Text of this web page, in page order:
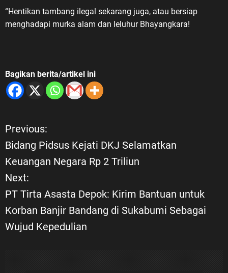
“Hentikan tambang ilegal sekarang juga, atau bersiap
menghadapi murka alam dan leluhur Bhayangkara!
Bagikan berita/artikel ini
N
a
v
i
g
Previous:
Bidang Pidsus Kejati DKJ Selamatkan
Keuangan Negara Rp 2 Triliun
Next:
PT Tirta Asasta Depok: Kirim Bantuan untuk
Korban Banjir Bandang di Sukabumi Sebagai
Wujud Kepedulian